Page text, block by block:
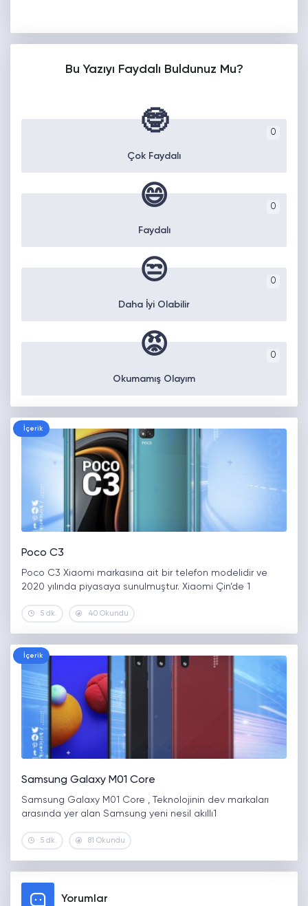
Bu Yazıyı Faydalı Buldunuz Mu?
0
🤓
Çok Faydalı
0
😄
Faydalı
0
😒
Daha İyi Olabilir
0
😡
Okumamış Olayım
İçerik
Poco C3
Poco C3 Xiaomi markasına ait bir telefon modelidir ve
2020 yılında piyasaya sunulmuştur. Xiaomi Çin’de 1
5 dk. 40 Okundu
İçerik
Samsung Galaxy M01 Core
Samsung Galaxy M01 Core , Teknolojinin dev markaları
arasında yer alan Samsung yeni nesil akıllı1
5 dk. 81 Okundu
Yorumlar